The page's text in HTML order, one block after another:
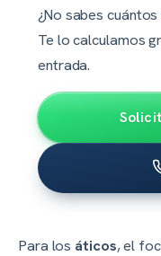
¿No sabes
Te lo calculamos
entrada.
Para los áticos, el